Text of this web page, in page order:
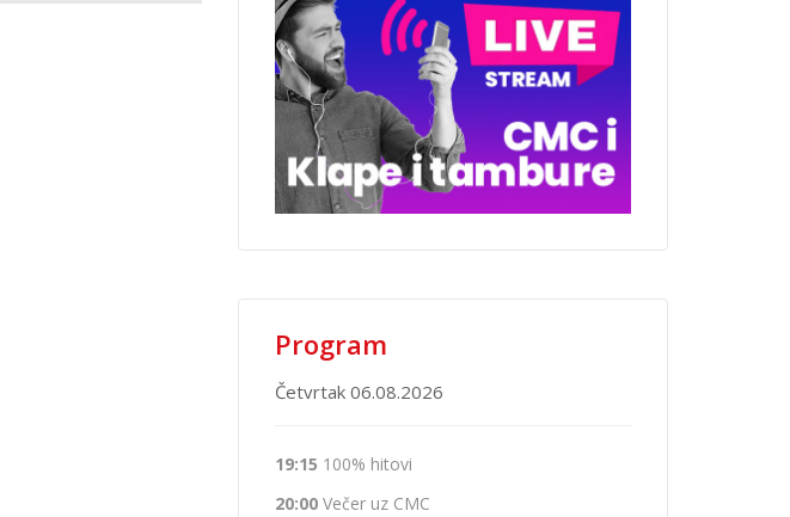
Program
Četvrtak 06.08.2026
19:15 100% hitovi
20:00 Večer uz CMC